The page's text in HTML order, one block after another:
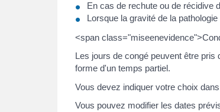
En cas de rechute ou de récidive
Lorsque la gravité de la
<span
Les jours de congé peuvent être
forme d'un temps partiel.
Vous devez indiquer votre choix
Vous pouvez modifier les dates